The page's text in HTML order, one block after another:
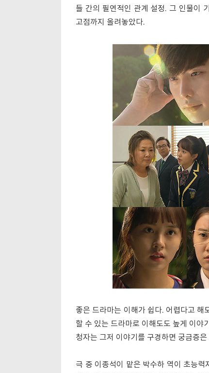
들 간의 필연적인 관계 설정. 그 인물이
고점까지 올려놓았다.
좋은 드라마는 이해가 쉽다. 어렵다고 해
할 수 있는 드라마로 이해도도 높게 이야
청자는 그저 이야기를 구경하면 궁금증은
극 중 이종석이 맡은 박수하 역이 초능